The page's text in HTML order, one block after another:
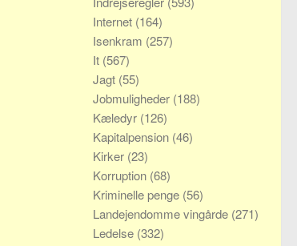
Internet (164)
Isenkram (257)
It (567)
Jagt (55)
Jobmuligheder (188)
Kæledyr (126)
Kapitalpension (46)
Kirker (23)
Korruption (68)
Kriminelle penge (56)
Landejendomme vingårde (271)
Ledelse (332)